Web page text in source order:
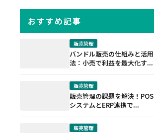
おすすめ記事
販売管理
バンドル販売の仕組みと活用
法：小売で利益を最大化す...
販売管理
販売管理の課題を解決！POS
システムとERP連携で...
販売管理